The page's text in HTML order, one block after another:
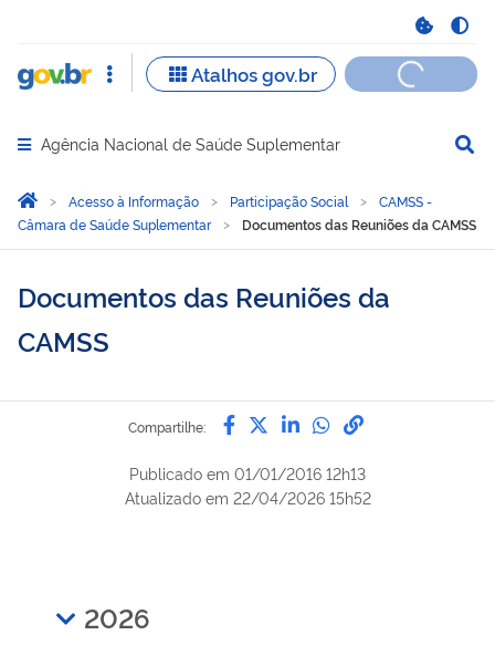
Abrir menu principal de navegação
Agência Nacional de Saúde Suplementar
Você está aqui:
Página Inicial
Acesso à Informação Participação Social
CAMSS -
Câmara de Saúde Suplementar
Documentos das Reuniões da CAMSS
Documentos das Reuniões da
CAMSS
Compartilhe: Compartilhe por Facebook
Compartilhe por Twitter
Compartilhe por
Compartilhe
link para
Publicado em 01/01/2016 12h13
Atualizado em 22/04/2026 15h52
2026